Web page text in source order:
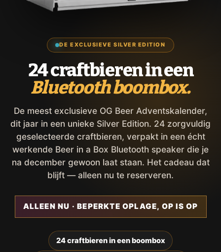
DE EXCLUSIEVE SILVER EDITION
24 craftbieren in een
Bluetooth boombox.
De meest exclusieve OG Beer Adventskalender,
dit jaar in een unieke Silver Edition. 24 zorgvuldig
geselecteerde craftbieren, verpakt in een écht
werkende Beer in a Box Bluetooth speaker die je
na december gewoon laat staan. Het cadeau dat
blijft — alleen nu te reserveren.
ALLEEN NU · BEPERKTE OPLAGE, OP IS OP
24 craftbieren in een boombox